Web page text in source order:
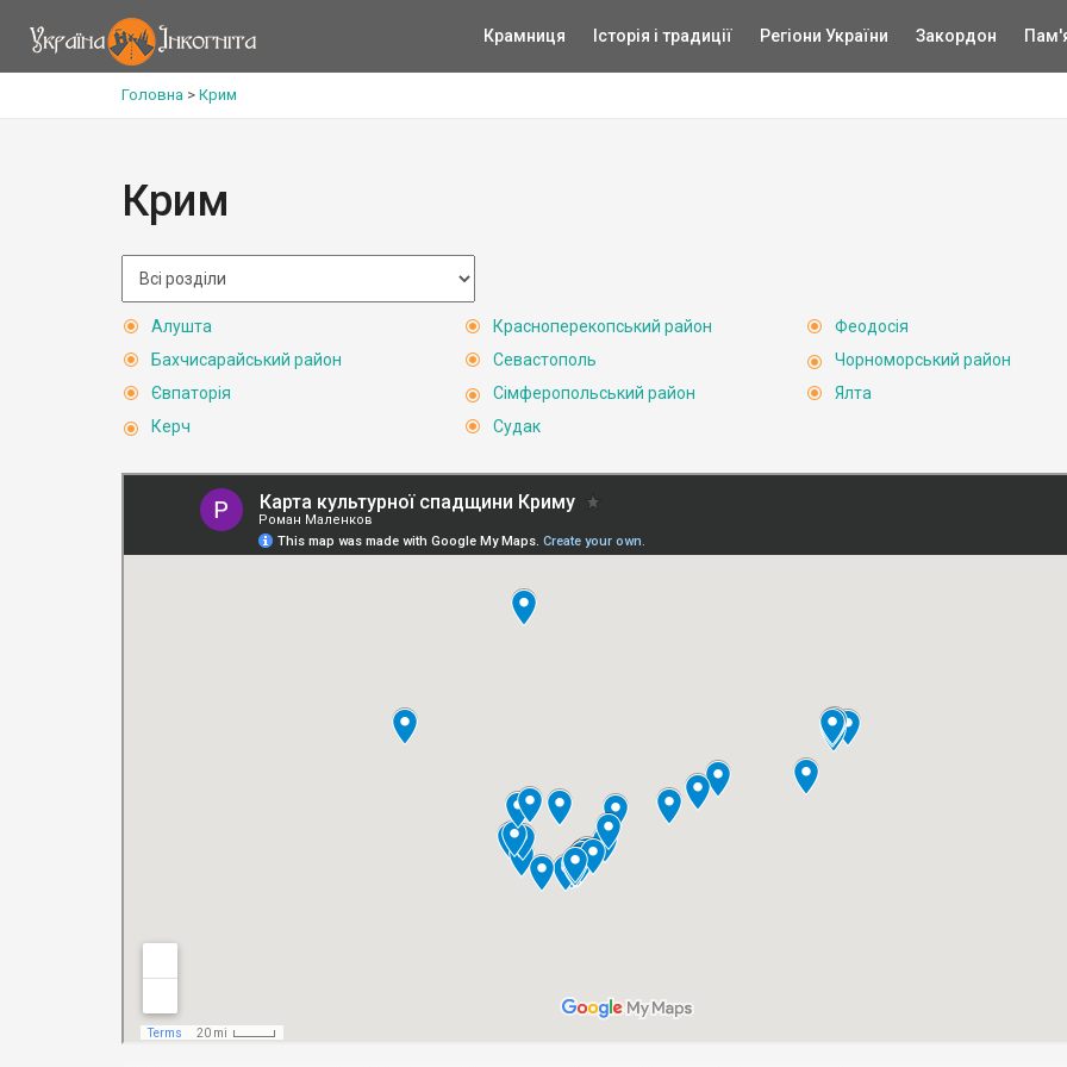
Крамниця Історія і традиції Регіони України Закордон
Головна > Крим
Крим
Алушта
Бахчисарайський район
Євпаторія
Керч
Красноперекопський район
Севастополь
Сімферопольський район
Судак
Феодосія
Чорноморський район
Ялта